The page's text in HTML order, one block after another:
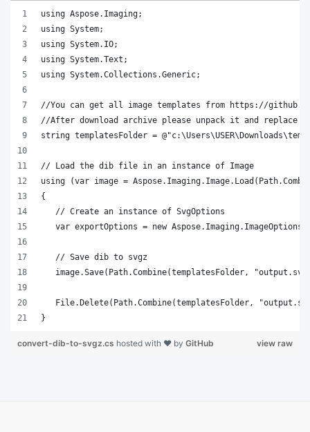
}
view raw
convert-dib-to-svgz.cs hosted with ❤ by GitHub